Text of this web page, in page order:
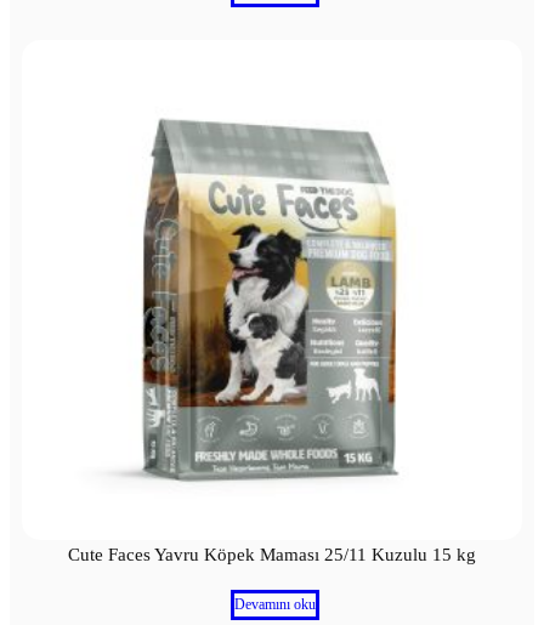
Cute Faces Yavru Köpek Maması 25/11 Kuzulu 15 kg
Devamını oku